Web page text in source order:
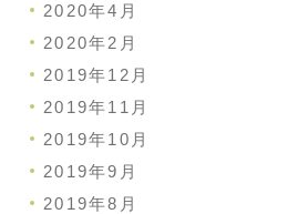
2020年4月
2020年2月
2019年12月
2019年11月
2019年10月
2019年9月
2019年8月